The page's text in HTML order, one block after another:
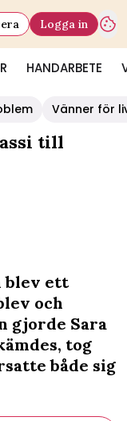
HANDARBETE
Logga in
Vänner för
till
blev ett
och
gjorde Sara
tog
både sig